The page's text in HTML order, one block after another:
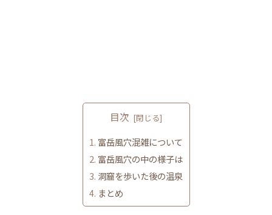
目次
富岳風穴混雑について
富岳風穴の中の様子は
洞窟を歩いた後の温泉
まとめ